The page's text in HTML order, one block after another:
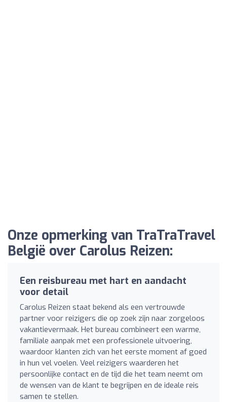
Onze opmerking van TraTraTravel
België over Carolus Reizen:
Een reisbureau met hart en aandacht
voor detail
Carolus Reizen staat bekend als een vertrouwde
partner voor reizigers die op zoek zijn naar zorgeloos
vakantievermaak. Het bureau combineert een warme,
familiale aanpak met een professionele uitvoering,
waardoor klanten zich van het eerste moment af goed
in hun vel voelen. Veel reizigers waarderen het
persoonlijke contact en de tijd die het team neemt om
de wensen van de klant te begrijpen en de ideale reis
samen te stellen.